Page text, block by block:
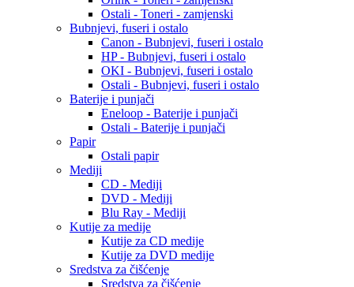
Ostali - Toneri - zamjenski
Bubnjevi, fuseri i ostalo
Canon - Bubnjevi, fuseri i ostalo
HP - Bubnjevi, fuseri i ostalo
OKI - Bubnjevi, fuseri i ostalo
Ostali - Bubnjevi, fuseri i ostalo
Baterije i punjači
Eneloop - Baterije i punjači
Ostali - Baterije i punjači
Papir
Ostali papir
Mediji
CD - Mediji
DVD - Mediji
Blu Ray - Mediji
Kutije za medije
Kutije za CD medije
Kutije za DVD medije
Sredstva za čišćenje
Sredstva za čišćenje